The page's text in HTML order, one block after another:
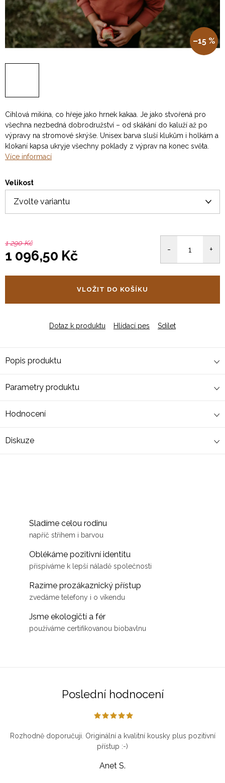
–15 %
Cihlová mikina, co hřeje jako hrnek kakaa. Je jako stvořená pro
všechna nezbedná dobrodružství – od skákání do kaluží až po
výpravy na stromové skrýše. Unisex barva sluší klukům i holkám a
klokaní kapsa ukryje všechny poklady z výprav na konec světa.
Více informací
Velikost
1 290 Kč
1 096,50 Kč
VLOŽIT DO KOŠÍKU
Dotaz k produktu Hlídací pes Sdílet
Popis produktu
Parametry produktu
Hodnocení
Diskuze
Sladíme celou rodinu
napříč střihem i barvou
Oblékáme pozitivní identitu
přispíváme k lepší náladě společnosti
Razíme prozákaznický přístup
zvedáme telefony i o víkendu
Jsme ekologičtí a fér
používáme certifikovanou biobavlnu
Poslední hodnocení
Rozhodně doporučuji. Originální a kvalitní kousky plus pozitivní
přístup :-)
Anet S.